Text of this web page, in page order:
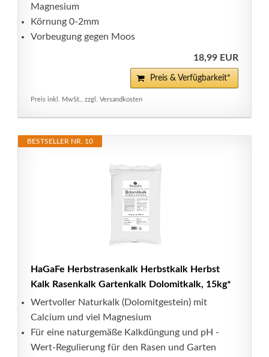
Magnesium
Körnung 0-2mm
Vorbeugung gegen Moos
18,99 EUR
Preis & Verfügbarkeit*
Preis inkl. MwSt., zzgl. Versandkosten
BESTSELLER NR. 10
HaGaFe Herbstrasenkalk Herbstkalk Herbst
Kalk Rasenkalk Gartenkalk Dolomitkalk, 15kg*
Wertvoller Naturkalk (Dolomitgestein) mit
Calcium und viel Magnesium
Für eine naturgemäße Kalkdüngung und pH -
Wert-Regulierung für den Rasen und Garten